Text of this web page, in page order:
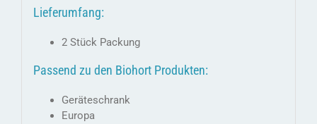
Lieferumfang:
2 Stück Packung
Passend zu den Biohort Produkten:
Geräteschrank
Europa